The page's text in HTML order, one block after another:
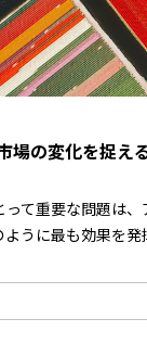
場の変化を捉え
て重要な問題は
うに最も効果を